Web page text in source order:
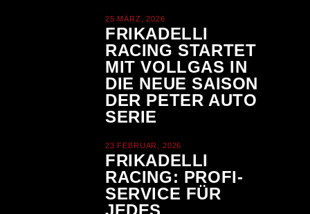
25 MÄRZ, 2026
FRIKADELLI
RACING STARTET
MIT VOLLGAS IN
DIE NEUE SAISON
DER PETER AUTO
SERIE
23 FEBRUAR, 2026
FRIKADELLI
RACING: PROFI-
SERVICE FÜR
JEDES